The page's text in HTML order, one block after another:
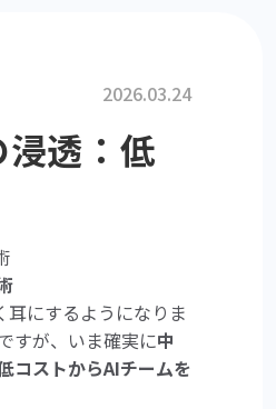
2026.03.24
透：低
にするようになりま
すが、いま確実に中
コストからAIチームを